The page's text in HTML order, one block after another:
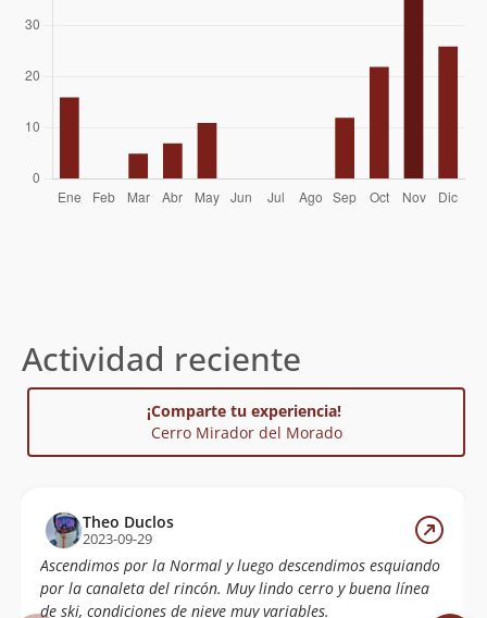
Hector Millar
Elias Lira
12/11/06 Raúl Barros
Marco Poblete
22/01/06 Nolberto Alarcon
09/01/06 Alvaro Jorquera
18/12/05 Jorge Hess
Actividad reciente
¡Comparte tu experiencia!
Cerro Mirador del Morado
Theo Duclos
2023-09-29
Ascendimos por la Normal y luego descendimos esquiando
por la canaleta del rincón. Muy lindo cerro y buena línea
de ski, condiciones de nieve muy variables.